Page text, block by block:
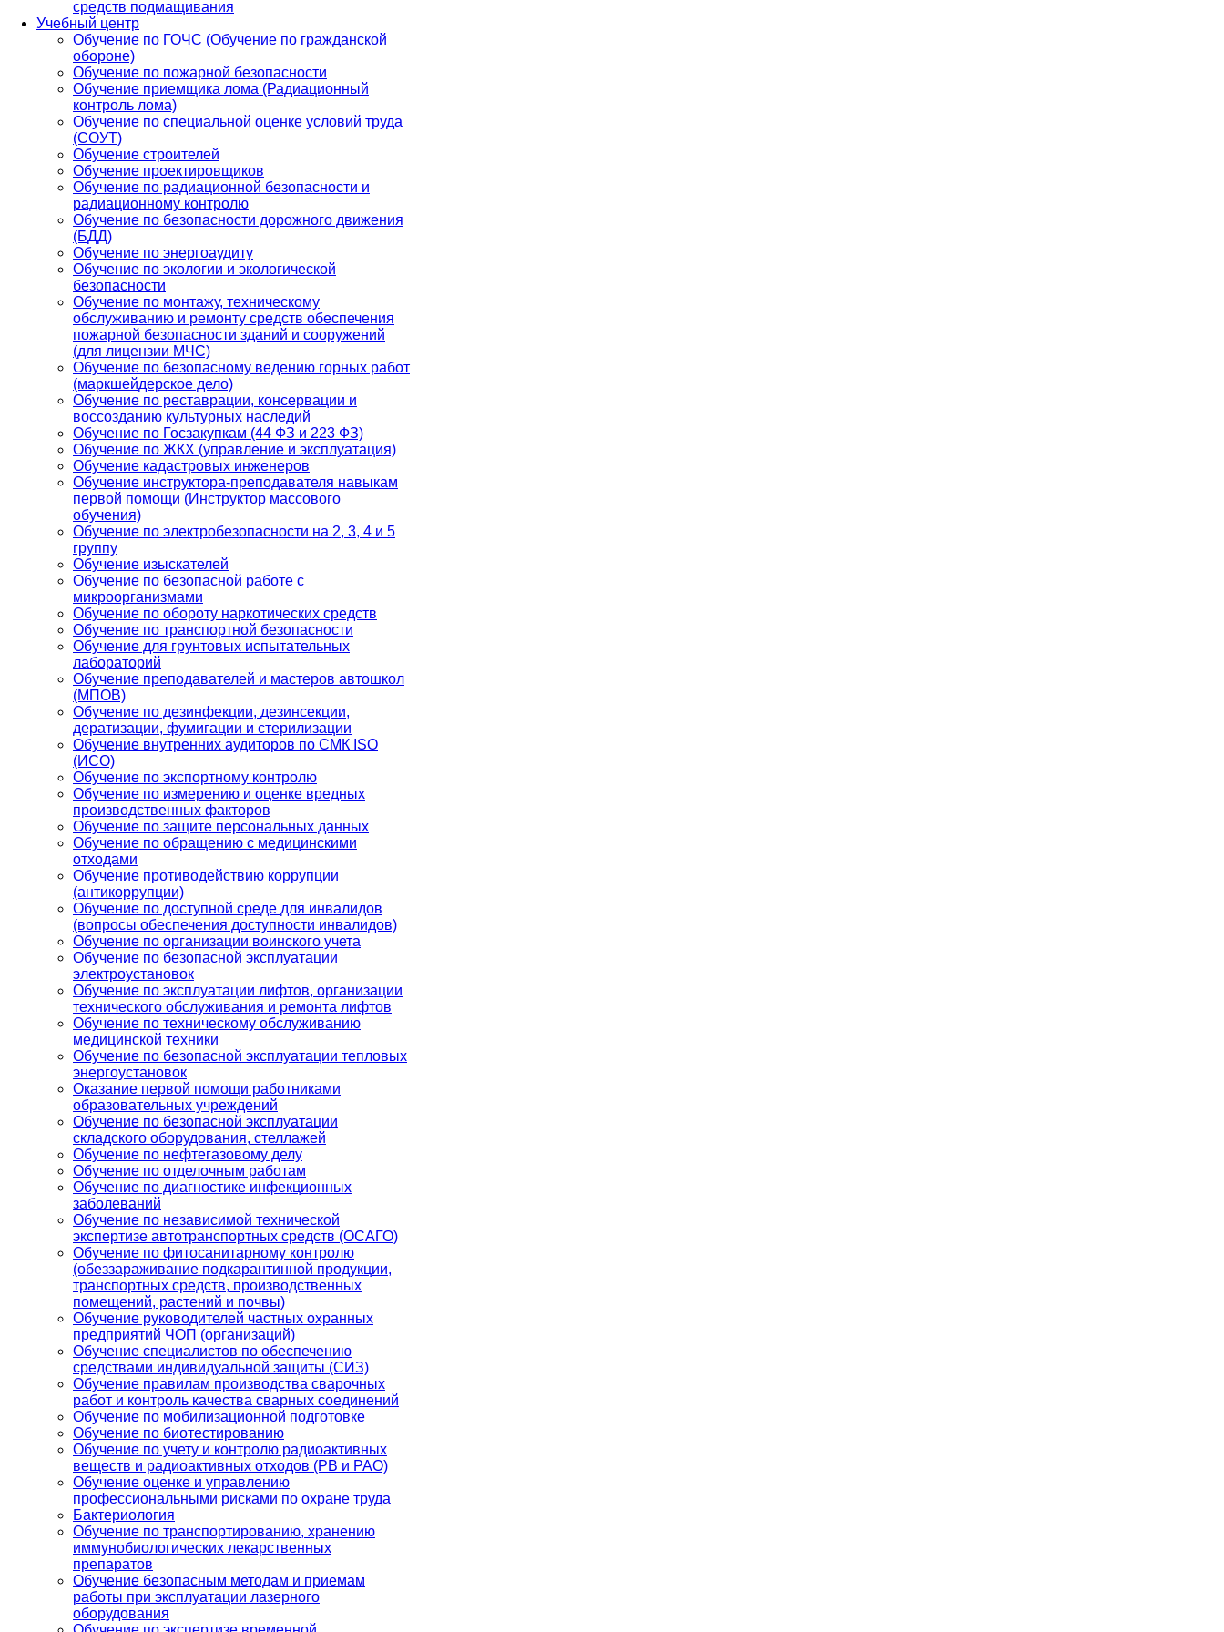
средств подмащивания
Учебный центр
Обучение по ГОЧС (Обучение по гражданской
обороне)
Обучение по пожарной безопасности
Обучение приемщика лома (Радиационный
контроль лома)
Обучение по специальной оценке условий труда
(СОУТ)
Обучение строителей
Обучение проектировщиков
Обучение по радиационной безопасности и
радиационному контролю
Обучение по безопасности дорожного движения
(БДД)
Обучение по энергоаудиту
Обучение по экологии и экологической
безопасности
Обучение по монтажу, техническому
обслуживанию и ремонту средств обеспечения
пожарной безопасности зданий и сооружений
(для лицензии МЧС)
Обучение по безопасному ведению горных работ
(маркшейдерское дело)
Обучение по реставрации, консервации и
воссозданию культурных наследий
Обучение по Госзакупкам (44 ФЗ и 223 ФЗ)
Обучение по ЖКХ (управление и эксплуатация)
Обучение кадастровых инженеров
Обучение инструктора-преподавателя навыкам
первой помощи (Инструктор массового
обучения)
Обучение по электробезопасности на 2, 3, 4 и 5
группу
Обучение изыскателей
Обучение по безопасной работе с
микроорганизмами
Обучение по обороту наркотических средств
Обучение по транспортной безопасности
Обучение для грунтовых испытательных
лабораторий
Обучение преподавателей и мастеров автошкол
(МПОВ)
Обучение по дезинфекции, дезинсекции,
дератизации, фумигации и стерилизации
Обучение внутренних аудиторов по СМК ISO
(ИСО)
Обучение по экспортному контролю
Обучение по измерению и оценке вредных
производственных факторов
Обучение по защите персональных данных
Обучение по обращению с медицинскими
отходами
Обучение противодействию коррупции
(антикоррупции)
Обучение по доступной среде для инвалидов
(вопросы обеспечения доступности инвалидов)
Обучение по организации воинского учета
Обучение по безопасной эксплуатации
электроустановок
Обучение по эксплуатации лифтов, организации
технического обслуживания и ремонта лифтов
Обучение по техническому обслуживанию
медицинской техники
Обучение по безопасной эксплуатации тепловых
энергоустановок
Оказание первой помощи работниками
образовательных учреждений
Обучение по безопасной эксплуатации
складского оборудования, стеллажей
Обучение по нефтегазовому делу
Обучение по отделочным работам
Обучение по диагностике инфекционных
заболеваний
Обучение по независимой технической
экспертизе автотранспортных средств (ОСАГО)
Обучение по фитосанитарному контролю
(обеззараживание подкарантинной продукции,
транспортных средств, производственных
помещений, растений и почвы)
Обучение руководителей частных охранных
предприятий ЧОП (организаций)
Обучение специалистов по обеспечению
средствами индивидуальной защиты (СИЗ)
Обучение правилам производства сварочных
работ и контроль качества сварных соединений
Обучение по мобилизационной подготовке
Обучение по биотестированию
Обучение по учету и контролю радиоактивных
веществ и радиоактивных отходов (РВ и РАО)
Обучение оценке и управлению
профессиональными рисками по охране труда
Бактериология
Обучение по транспортированию, хранению
иммунобиологических лекарственных
препаратов
Обучение безопасным методам и приемам
работы при эксплуатации лазерного
оборудования